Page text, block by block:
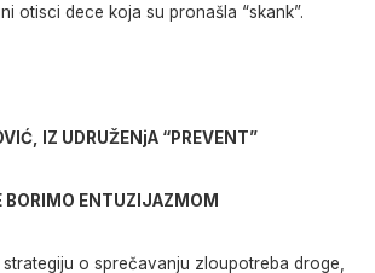
otisci dece koja su pronašla “skank”.
IZ UDRUŽENjA “PREVENT”
BORIMO ENTUZIJAZMOM
strategiju o sprečavanju zloupotreba droge,